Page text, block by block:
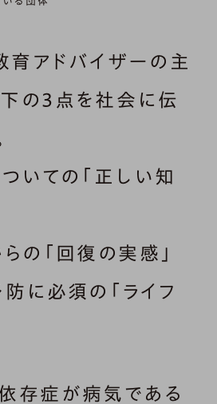
育アドバイザーの主
下の3点を社会に伝
ついての「正しい知
らの「回復の実感」
防に必須の「ライフ
存症が病気である